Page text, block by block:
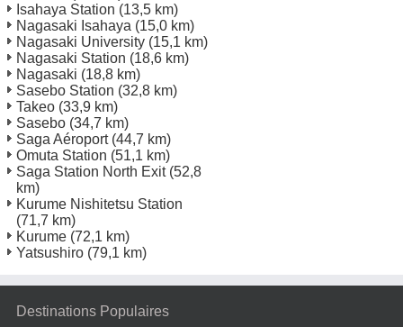
Isahaya Station (13,5 km)
Nagasaki Isahaya (15,0 km)
Nagasaki University (15,1 km)
Nagasaki Station (18,6 km)
Nagasaki (18,8 km)
Sasebo Station (32,8 km)
Takeo (33,9 km)
Sasebo (34,7 km)
Saga Aéroport(44,7 km)
Omuta Station (51,1 km)
Saga Station North Exit(52,8
km)
Kurume Nishitetsu Station
(71,7 km)
Kurume (72,1 km)
Yatsushiro (79,1 km)
Destinations Populaires